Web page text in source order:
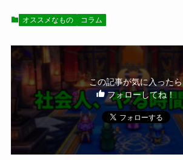
オススメなもの コラム
この記事が気に入ったら
フォローしてね！